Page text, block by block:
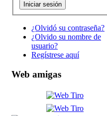
¿Olvidó su contraseña?
¿Olvido su nombre de
usuario?
Regístrese aquí
Web amigas